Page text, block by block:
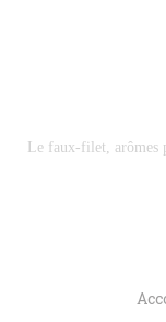
Le faux-filet, arômes